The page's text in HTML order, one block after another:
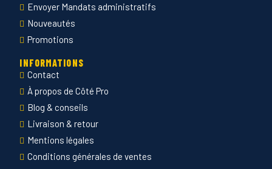
Envoyer Mandats administratifs
Nouveautés
Promotions
INFORMATIONS
Contact
À propos de Côté Pro
Blog & conseils
Livraison & retour
Mentions légales
Conditions générales de ventes